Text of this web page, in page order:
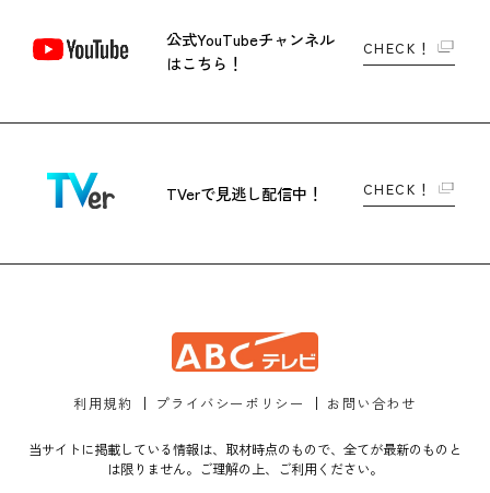
公式YouTubeチャンネル
はこちら！
CHECK！
TVerで見逃し配信中！ CHECK！
利用規約 プライバシーポリシー お問い合わせ
当サイトに掲載している情報は、取材時点のもので、全てが最新のものと
は限りません。ご理解の上、ご利用ください。